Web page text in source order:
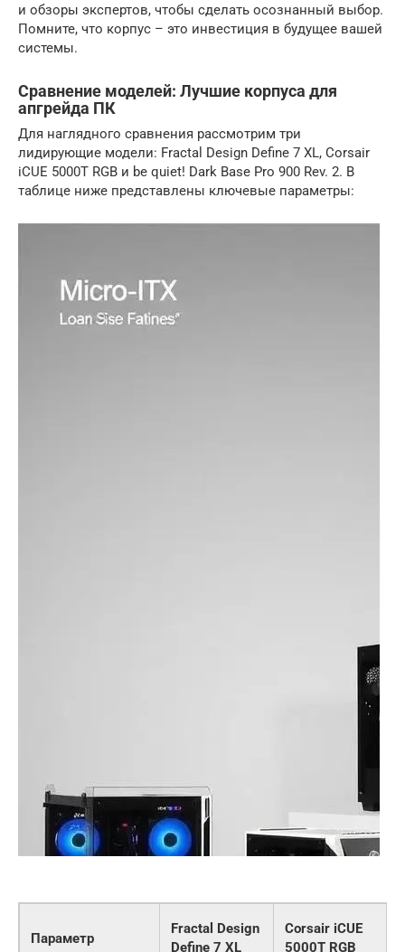
и обзоры экспертов, чтобы сделать осознанный выбор.
Помните, что корпус – это инвестиция в будущее вашей
системы.
Сравнение моделей: Лучшие корпуса для
апгрейда ПК
Для наглядного сравнения рассмотрим три
лидирующие модели: Fractal Design Define 7 XL, Corsair
iCUE 5000T RGB и be quiet! Dark Base Pro 900 Rev. 2. В
таблице ниже представлены ключевые параметры:
Параметр
Fractal Design
Define 7 XL
Corsair iCUE
5000T RGB